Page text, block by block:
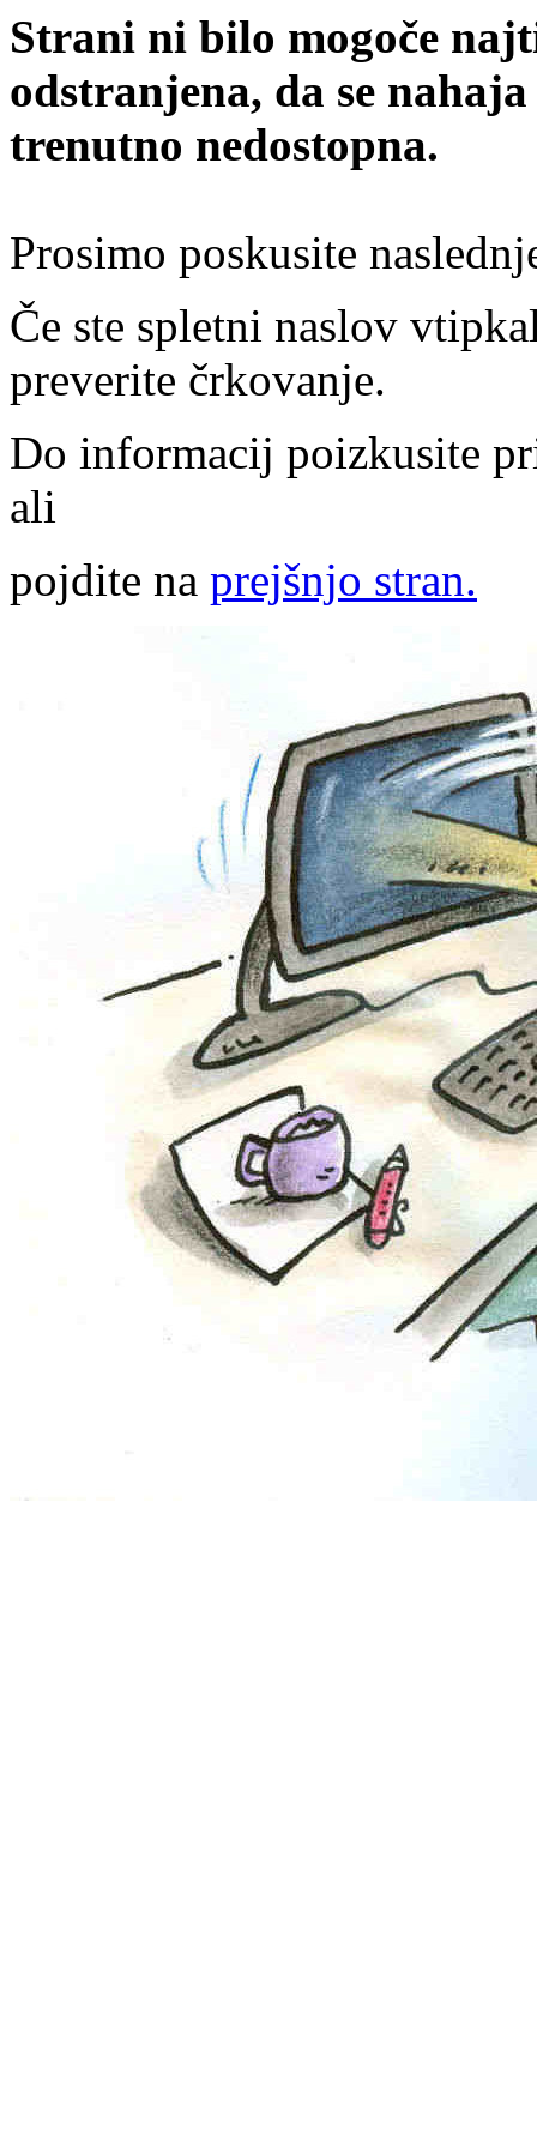
Strani ni bilo mogoče
odstranjena, da se
trenutno nedostopna.
Prosimo poskusite
Če ste spletni naslov
preverite črkovanje.
Do informacij poizkusite
ali
pojdite na prejšnjo stran.